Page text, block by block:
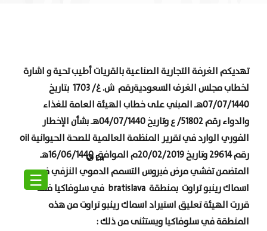
En
☰
تهديكم الغرفة التجارية الصناعية بالقريات أطيب تحية و اشارة
لخطاب مجلس الغرف السعودية
رقم ش. غ/ 1703 بتاريخ
07/07/1440هـ المبني على خطاب الهيئة العامة للغذاء
والدواء رقم 51802/ ع وتاريخ 04/07/1440هـ بشأن الإخطار
الفوري الوارد في تقرير المنظمة العالمية للصحة الحيوانيةoil
رقم 29614 وتاريخ 20/02/2019م الموافق 16/06/1440هـ
المتضمن تفشي مرض فيروس التسمم الدموي النزفي في
اسماك رينبو تراوت بمنطقة bratislava في سلوفاكيا فقد
قررت الهيئة تعليق استيراد اسماك رينبو تراوت من هذه
المنطقة في سلوفاكيا ويستثنى من ذلك: